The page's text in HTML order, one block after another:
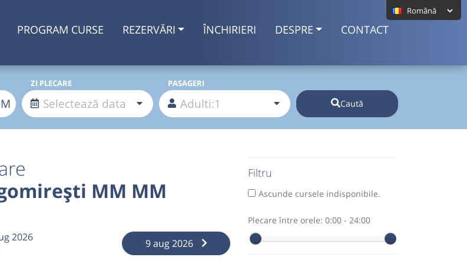
PROGRAM CURSE REZERVĂRI ÎNCHIRIERI DESPRE CONTACT
ZI PLECARE PASAGERI
Caută
Filtru
Ascunde cursele indisponibile.
Plecare între orele: 0:00 - 24:00
MM MM
2026 9 aug 2026